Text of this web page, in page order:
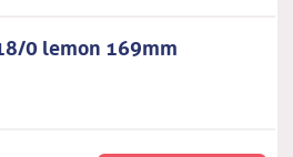
0 lemon 169mm